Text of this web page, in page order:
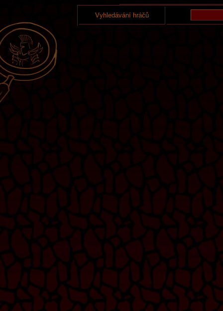
Vyhledávání hráčů